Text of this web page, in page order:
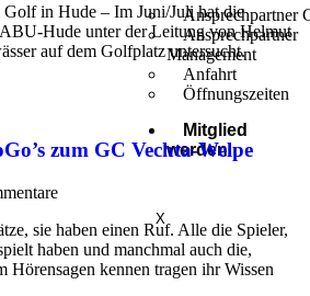
Ansprechpartner
Ansprechpartner
Management
Anfahrt
Öffnungszeiten
Mitglied
werden
X
in Hude – Im Juni/Juli hat die
Hude unter der Leitung von Helmut
auf dem Golfplatz untersucht.
zum GC Vechta-Welpe
sie haben einen Ruf. Alle die Spieler,
haben und manchmal auch die,
Hörensagen kennen tragen ihr Wissen